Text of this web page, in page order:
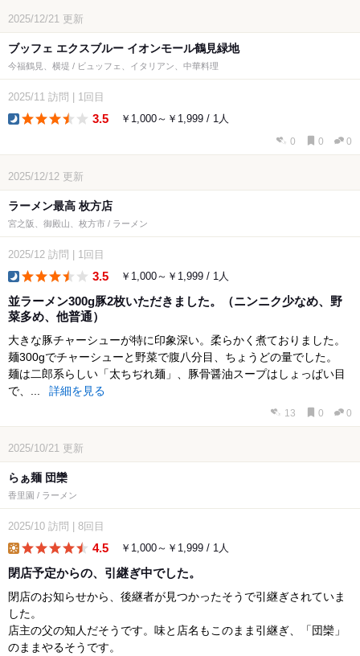
2025/12/21 更新
ブッフェ エクスブルー イオンモール鶴見緑地
今福鶴見、横堤 / ビュッフェ、イタリアン、中華料理
2025/11 訪問 1回目
3.5 ￥1,000～￥1,999 / 1人
0 0 0
2025/12/12 更新
ラーメン最高 枚方店
宮之阪、御殿山、枚方市 / ラーメン
2025/12 訪問 1回目
3.5 ￥1,000～￥1,999 / 1人
並ラーメン300g豚2枚いただきました。（ニンニク少なめ、野
菜多め、他普通）
大きな豚チャーシューが特に印象深い。柔らかく煮ておりました。
麺300gでチャーシューと野菜で腹八分目、ちょうどの量でした。
麺は二郎系らしい「太ちぢれ麺」、豚骨醤油スープはしょっぱい目
で、...
詳細を見る
13 0 0
2025/10/21 更新
らぁ麺 団欒
香里園 / ラーメン
2025/10 訪問 8回目
4.5 ￥1,000～￥1,999 / 1人
閉店予定からの、引継ぎ中でした。
閉店のお知らせから、後継者が見つかったそうで引継ぎされていま
した。
店主の父の知人だそうです。味と店名もこのまま引継ぎ、「団欒」
のままやるそうです。